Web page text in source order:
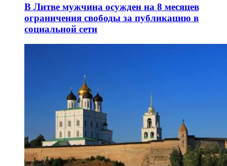
В Литве мужчина осужден на 8 месяцев
ограничения свободы за публикацию в
социальной сети